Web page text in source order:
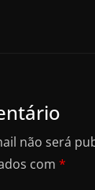
não será
com *